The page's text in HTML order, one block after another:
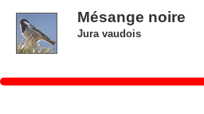
Mésange noire
Jura vaudois